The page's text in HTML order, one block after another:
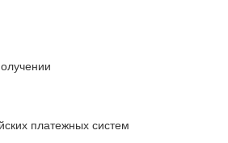
платежных систем